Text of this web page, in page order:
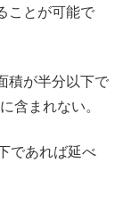
ことが可能で
積が半分以下で
含まれない。
であれば延べ